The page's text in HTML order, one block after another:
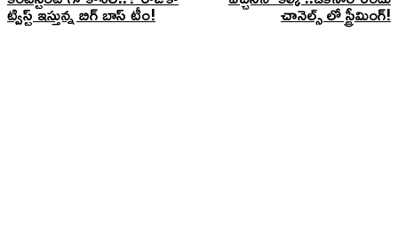
ట్విస్ట్ ఇస్తున్న బిగ్ బాస్ టీం! చానెల్స్ లో స్ట్రీమింగ్!